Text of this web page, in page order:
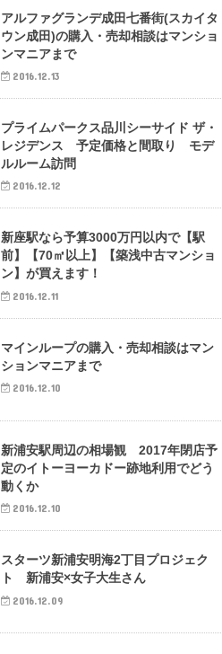
アルファグランデ成田七番街(スカイタ
ウン成田)の購入・売却相談はマンショ
ンマニアまで
2016.12.13
プライムパークス品川シーサイド ザ・
レジデンス 予定価格と間取り モデ
ルルーム訪問
2016.12.12
新座駅なら予算3000万円以内で【駅
前】【70㎡以上】【築浅中古マンショ
ン】が買えます！
2016.12.11
マインループの購入・売却相談はマン
ションマニアまで
2016.12.10
新浦安駅周辺の相場観 2017年閉店予
定のイトーヨーカドー跡地利用でどう
動くか
2016.12.10
スターツ新浦安明海2丁目プロジェク
ト 新浦安×女子大生さん
2016.12.09